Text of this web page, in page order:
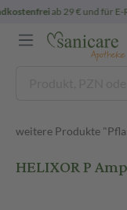
weitere Produkte
HELIXOR P